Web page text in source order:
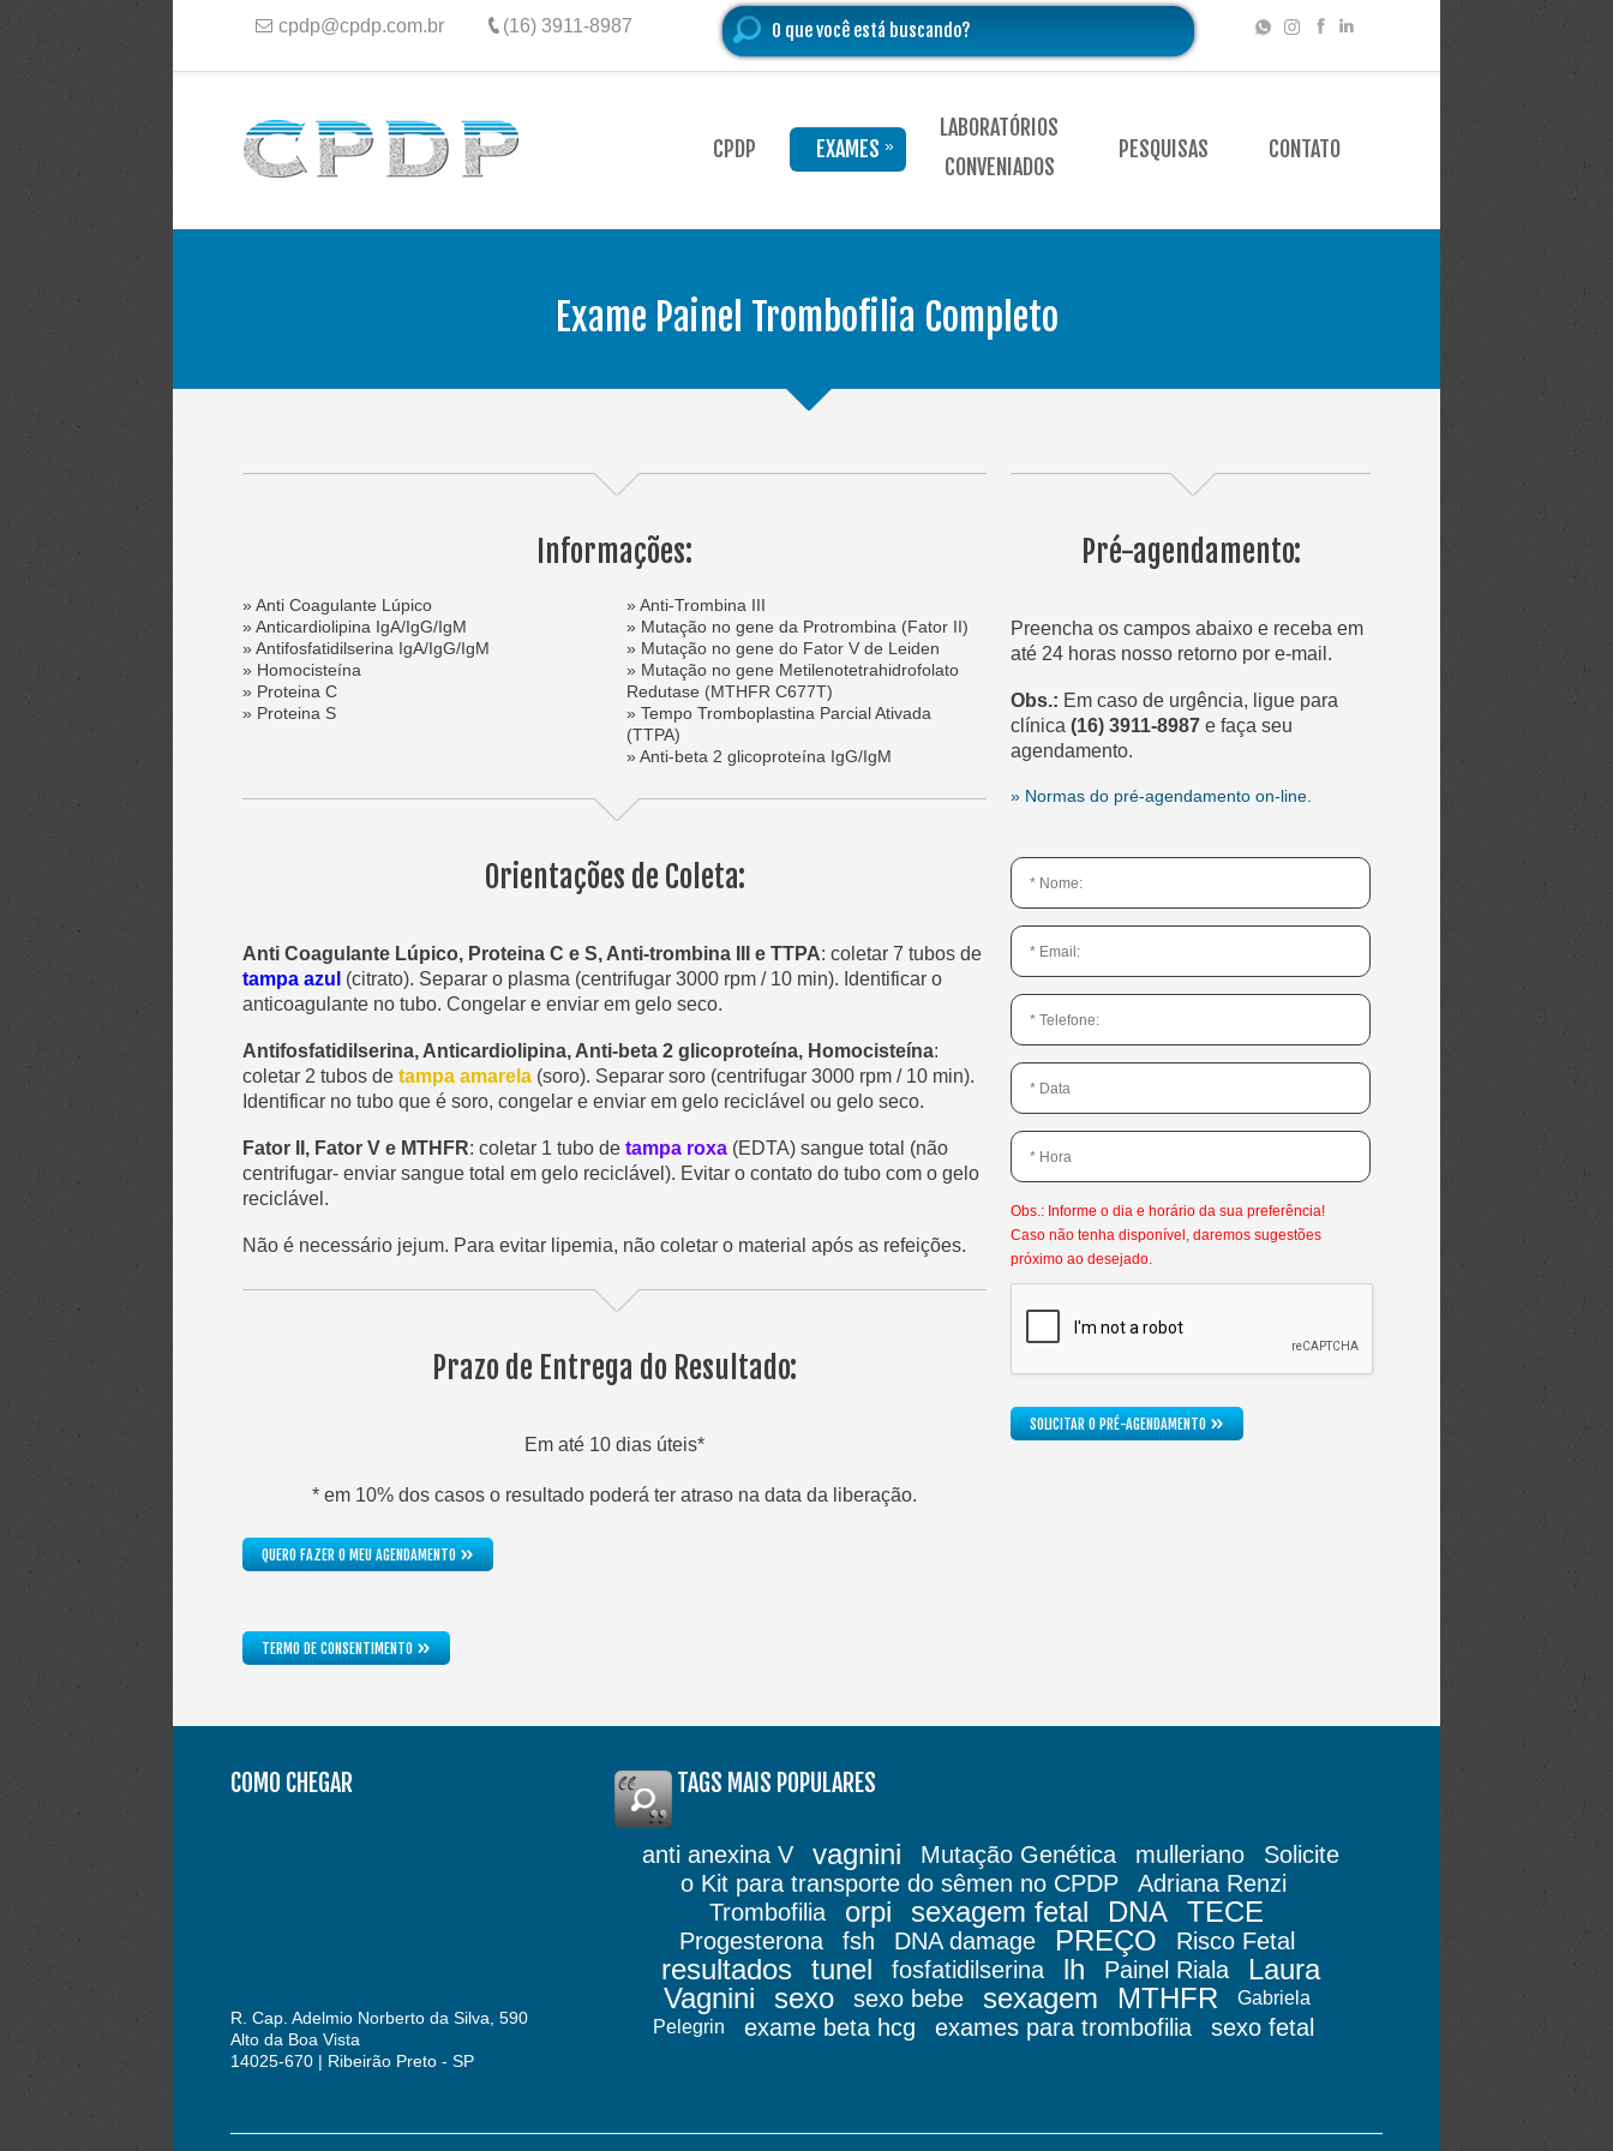
cpdp@cpdp.com.br (16) 3911-8987
CPDP EXAMES »
LABORATÓRIOS
CONVENIADOS
PESQUISAS CONTATO
Exame Painel Trombofilia Completo
Informações:
» Anti Coagulante Lúpico
» Anticardiolipina IgA/IgG/IgM
» Antifosfatidilserina IgA/IgG/IgM
» Homocisteína
» Proteina C
» Proteina S
» Anti-Trombina III
» Mutação no gene da Protrombina (Fator II)
» Mutação no gene do Fator V de Leiden
» Mutação no gene Metilenotetrahidrofolato
Redutase (MTHFR C677T)
» Tempo Tromboplastina Parcial Ativada
(TTPA)
» Anti-beta 2 glicoproteína IgG/IgM
Orientações de Coleta:
Anti Coagulante Lúpico, Proteina C e S, Anti-trombina III e TTPA: coletar 7 tubos de
tampa azul (citrato). Separar o plasma (centrifugar 3000 rpm / 10 min). Identificar o
anticoagulante no tubo. Congelar e enviar em gelo seco.
Antifosfatidilserina, Anticardiolipina, Anti-beta 2 glicoproteína, Homocisteína:
coletar 2 tubos de tampa amarela (soro). Separar soro (centrifugar 3000 rpm / 10 min).
Identificar no tubo que é soro, congelar e enviar em gelo reciclável ou gelo seco.
Fator II, Fator V e MTHFR: coletar 1 tubo de tampa roxa (EDTA) sangue total (não
centrifugar- enviar sangue total em gelo reciclável). Evitar o contato do tubo com o gelo
reciclável.
Não é necessário jejum. Para evitar lipemia, não coletar o material após as refeições.
Prazo de Entrega do Resultado:
Em até 10 dias úteis*
* em 10% dos casos o resultado poderá ter atraso na data da liberação.
QUERO FAZER O MEU AGENDAMENTO»
TERMO DE CONSENTIMENTO»
Pré-agendamento:
Preencha os campos abaixo e receba em
até 24 horas nosso retorno por e-mail.
Obs.: Em caso de urgência, ligue para
clínica (16) 3911-8987 e faça seu
agendamento.
» Normas do pré-agendamento on-line.
Obs.: Informe o dia e horário da sua preferência!
Caso não tenha disponível, daremos sugestões
próximo ao desejado.
SOLICITAR O PRÉ-AGENDAMENTO»
COMO CHEGAR
R. Cap. Adelmio Norberto da Silva, 590
Alto da Boa Vista
14025-670 | Ribeirão Preto - SP
TAGS MAIS POPULARES
anti anexina V vagnini Mutação Genética mulleriano
Solicite
o Kit para transporte do sêmen no CPDP
Adriana Renzi
Trombofilia
orpi sexagem fetal DNA TECE
Progesterona fsh DNA damage PREÇO Risco Fetal
resultados tunel fosfatidilserina lh Painel Riala
Laura
Vagnini
sexo sexo bebe sexagem MTHFR
Gabriela
Pelegrin
exame beta hcg exames para trombofilia sexo fetal